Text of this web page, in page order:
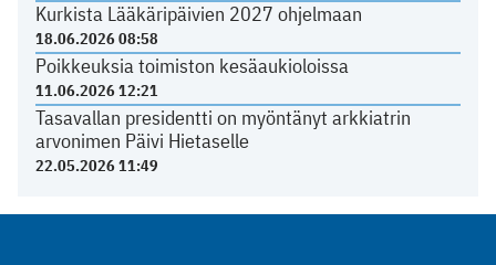
Kurkista Lääkäripäivien 2027 ohjelmaan
18.06.2026 08:58
Poikkeuksia toimiston kesäaukioloissa
11.06.2026 12:21
Tasavallan presidentti on myöntänyt arkkiatrin
arvonimen Päivi Hietaselle
22.05.2026 11:49